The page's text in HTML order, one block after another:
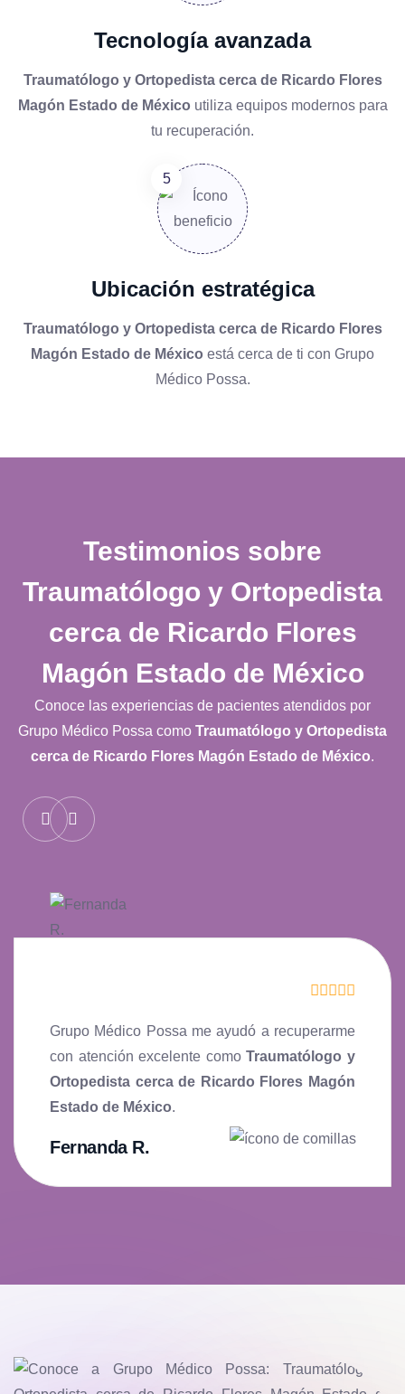
Tecnología avanzada
Traumatólogo y Ortopedista cerca de Ricardo Flores
Magón Estado de México utiliza equipos modernos para
tu recuperación.
Ubicación estratégica
Traumatólogo y Ortopedista cerca de Ricardo Flores
Magón Estado de México está cerca de ti con Grupo
Médico Possa.
Testimonios sobre
Traumatólogo y Ortopedista
cerca de Ricardo Flores
Magón Estado de México
Conoce las experiencias de pacientes atendidos por
Grupo Médico Possa como Traumatólogo y Ortopedista
cerca de Ricardo Flores Magón Estado de México.
Grupo Médico Possa me ayudó a recuperarme
con atención excelente comoTraumatólogo y
Ortopedista cerca de Ricardo Flores Magón
Estado de México.
Fernanda R.